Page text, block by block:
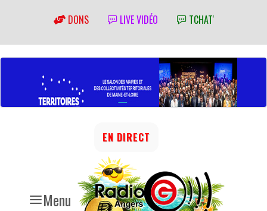
DONS LIVE VIDÉO TCHAT'
Menu
EN DIRECT